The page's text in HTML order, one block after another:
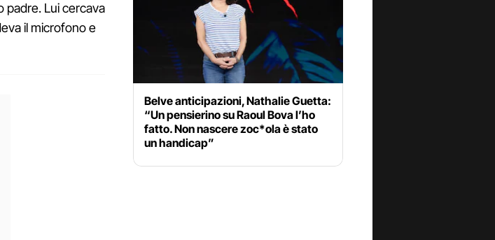
padre. Lui cercava
il microfono e
Belve anticipazioni, Nathalie Guetta:
“Un pensierino su Raoul Bova l’ho
fatto. Non nascere zoc*ola è stato
un handicap”